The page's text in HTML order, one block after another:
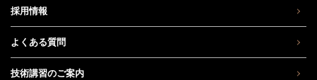
採用情報
よくある質問
技術講習のご案内